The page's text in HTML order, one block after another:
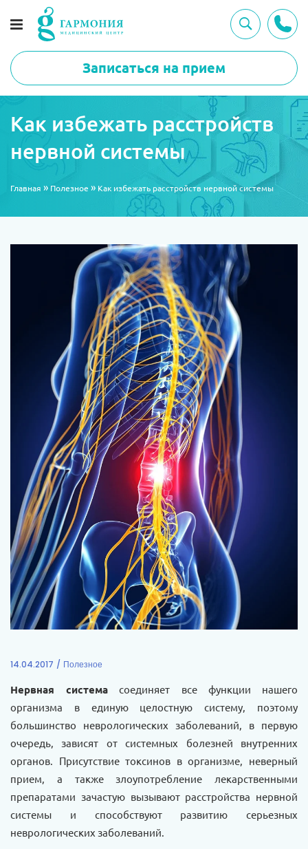
Записаться на прием
Как избежать расстройств
нервной системы
Главная » Полезное » Как избежать расстройств нервной системы
14.04.2017 Полезное
Нервная система соединяет все функции нашего
организма в единую целостную систему, поэтому
большинство неврологических заболеваний, в первую
очередь, зависят от системных болезней внутренних
органов. Присутствие токсинов в организме, неверный
прием, а также злоупотребление лекарственными
препаратами зачастую вызывают расстройства нервной
системы и способствуют развитию серьезных
неврологических заболеваний.